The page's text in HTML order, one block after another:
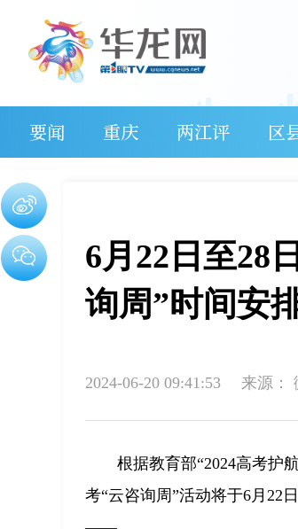
要闻 重庆 两江评 区
6月22日至28
询周”时间安
2024-06-20 09:41:53 来源：
根据教育部“2024高考护
考“云咨询周”活动将于6月22